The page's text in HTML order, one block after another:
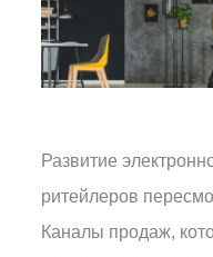
Развитие
ритейлеров
Каналы продаж,